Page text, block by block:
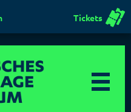
Tickets